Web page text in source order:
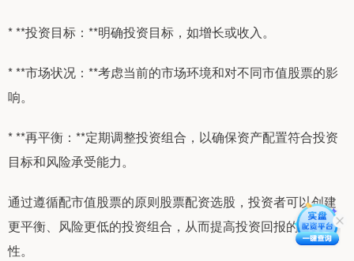
* **投资目标：**明确投资目标，如增长或收入。
* **市场状况：**考虑当前的市场环境和对不同市值股票的影
响。
* **再平衡：**定期调整投资组合，以确保资产配置符合投资
目标和风险承受能力。
通过遵循配市值股票的原则股票配资选股，投资者可以创建
更平衡、风险更低的投资组合，从而提高投资回报的可能
性。